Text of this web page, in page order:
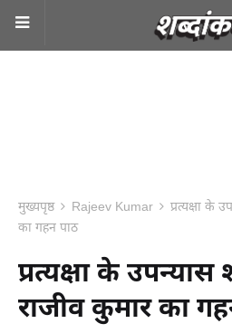
मुख्यपृष्ठ Rajeev Kumar
प्रत्यक्षा के
का गहन पाठ
प्रत्यक्षा के उपन्यास
राजीव कुमार का